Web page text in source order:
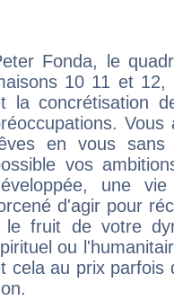
Fonda, le
10 11 et 12,
la concrétisation
en vous sans
vos
une
d'agir pour
le fruit de votre
ou
cela au prix parfois